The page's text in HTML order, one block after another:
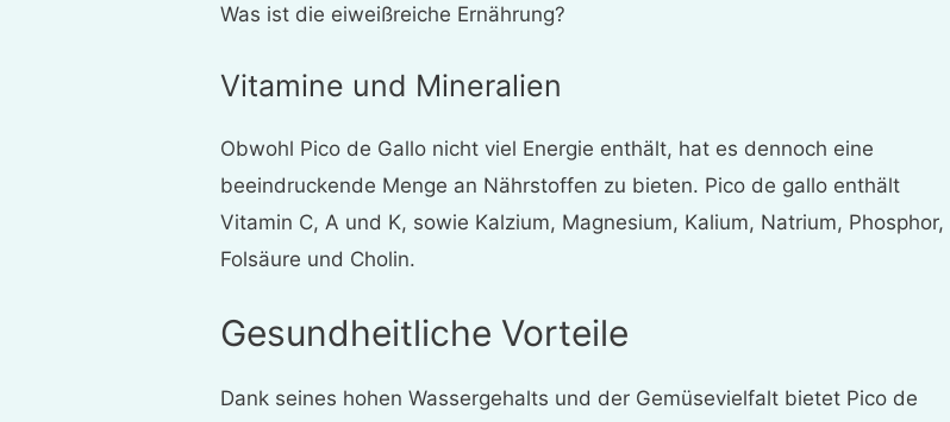
Was ist die eiweißreiche Ernährung?
Vitamine und Mineralien
Obwohl Pico de Gallo nicht viel Energie enthält, hat es dennoch eine
beeindruckende Menge an Nährstoffen zu bieten. Pico de gallo enthält
Vitamin C, A und K, sowie Kalzium, Magnesium, Kalium, Natrium, Phosphor,
Folsäure und Cholin.
Gesundheitliche Vorteile
Dank seines hohen Wassergehalts und der Gemüsevielfalt bietet Pico de